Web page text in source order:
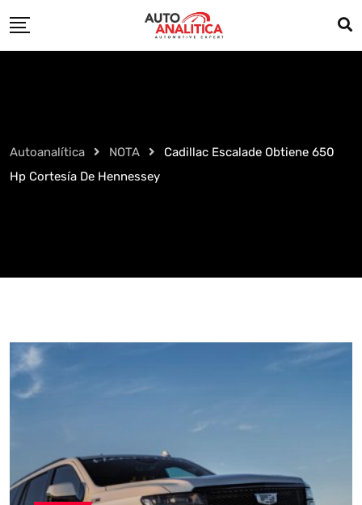
to
Autoanalítica NOTA
Cadillac Escalade Obtiene 650
Hp Cortesía De Hennessey